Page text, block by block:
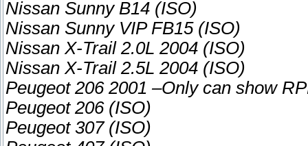
Nissan Sunny B14 (ISO)
Nissan Sunny VIP FB15 (ISO)
Nissan X-Trail 2.0L 2004 (ISO)
Nissan X-Trail 2.5L 2004 (ISO)
Peugeot 206 2001 –Only can show
Peugeot 206 (ISO)
Peugeot 307 (ISO)